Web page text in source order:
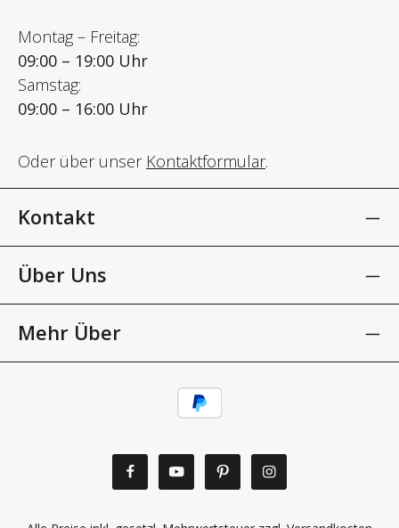
Montag – Freitag:
09:00 – 19:00 Uhr
Samstag:
09:00 – 16:00 Uhr
Oder über unser Kontaktformular.
Kontakt
Über Uns
Mehr Über